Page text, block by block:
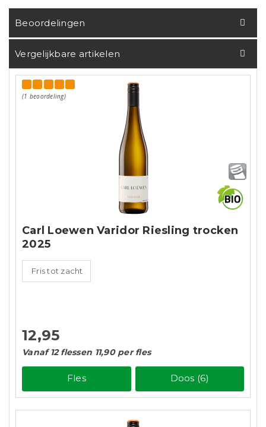
Beoordelingen
Vergelijkbare artikelen
(1 beoordeling)
Carl Loewen Varidor Riesling trocken
2025
Fris tot zacht
12,95
Vanaf 12 flessen 11,90 per fles
Fles Doos (6)